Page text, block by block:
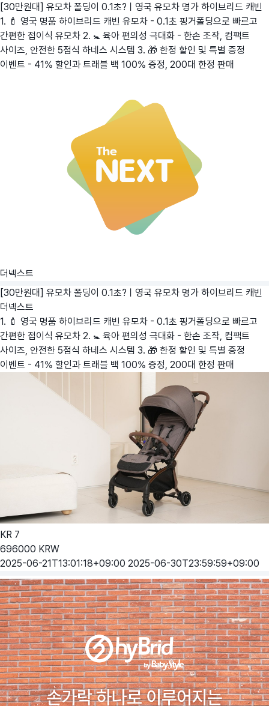
[30만원대] 유모차 폴딩이 0.1초?ㅣ영국 유모차 명가 하이브리드 캐빈
1. 🍼 영국 명품 하이브리드 캐빈 유모차 - 0.1초 핑거폴딩으로 빠르고
간편한 접이식 유모차 2. 🚼 육아 편의성 극대화 - 한손 조작, 컴팩트
사이즈, 안전한 5점식 하네스 시스템 3. 🎁 한정 할인 및 특별 증정
이벤트 - 41% 할인과 트래블 백 100% 증정, 200대 한정 판매
더넥스트
[30만원대] 유모차 폴딩이 0.1초?ㅣ영국 유모차 명가 하이브리드 캐빈
더넥스트
1. 🍼 영국 명품 하이브리드 캐빈 유모차 - 0.1초 핑거폴딩으로 빠르고
간편한 접이식 유모차 2. 🚼 육아 편의성 극대화 - 한손 조작, 컴팩트
사이즈, 안전한 5점식 하네스 시스템 3. 🎁 한정 할인 및 특별 증정
이벤트 - 41% 할인과 트래블 백 100% 증정, 200대 한정 판매
KR 7
696000 KRW
2025-06-21T13:01:18+09:00 2025-06-30T23:59:59+09:00